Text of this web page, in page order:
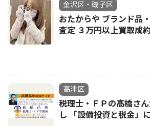
金沢区・磯子区
おたからや ブランド品
査定 ３万円以上買取成
高津区
税理士・ＦＰの髙橋さ
し 「設備投資と税金」